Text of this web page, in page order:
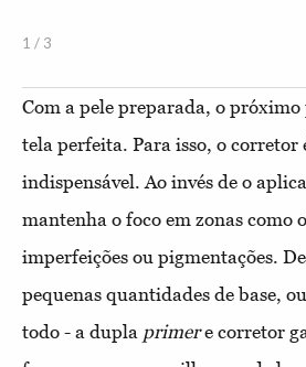
1 / 3
Com a pele preparada, o próximo
tela perfeita. Para isso, o corretor
indispensável. Ao invés de o
mantenha o foco em zonas como
imperfeições ou pigmentações.
pequenas quantidades de base,
todo - a dupla primere corretor